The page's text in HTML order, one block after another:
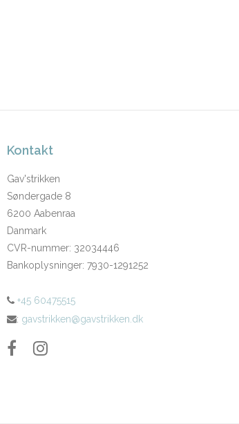
Kontakt
Gav'strikken
Søndergade 8
6200 Aabenraa
Danmark
CVR-nummer: 32034446
Bankoplysninger: 7930-1291252
+45 60475515
: gavstrikken@gavstrikken.dk